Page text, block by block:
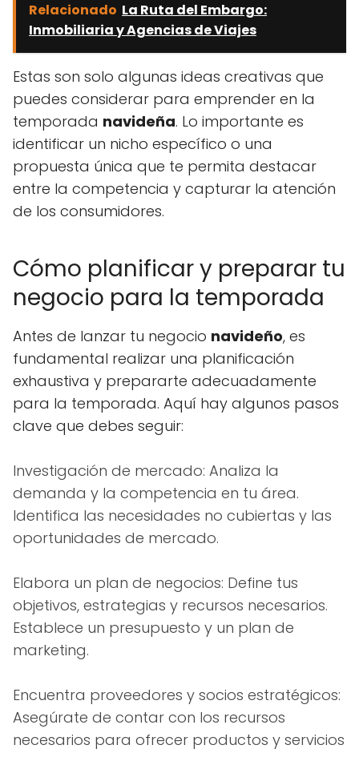
Relacionado La Ruta del Embargo:
Inmobiliaria y Agencias de Viajes
Estas son solo algunas ideas creativas que
puedes considerar para emprender en la
temporada navideña. Lo importante es
identificar un nicho específico o una
propuesta única que te permita destacar
entre la competencia y capturar la atención
de los consumidores.
Cómo planificar y preparar tu
negocio para la temporada
Antes de lanzar tu negocio navideño, es
fundamental realizar una planificación
exhaustiva y prepararte adecuadamente
para la temporada. Aquí hay algunos pasos
clave que debes seguir:
Investigación de mercado: Analiza la
demanda y la competencia en tu área.
Identifica las necesidades no cubiertas y las
oportunidades de mercado.
Elabora un plan de negocios: Define tus
objetivos, estrategias y recursos necesarios.
Establece un presupuesto y un plan de
marketing.
Encuentra proveedores y socios estratégicos:
Asegúrate de contar con los recursos
necesarios para ofrecer productos y servicios